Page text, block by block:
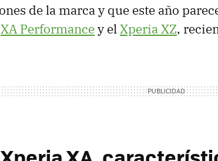
de la marca y que este año
XA Performancey elXperia XZ,